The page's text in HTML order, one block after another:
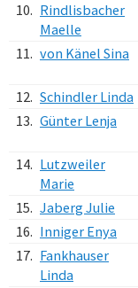
10. Rindlisbacher
Maelle
11. von Känel Sina
12. Schindler Linda
13. Günter Lenja
14. Lutzweiler
Marie
15. Jaberg Julie
16. Inniger Enya
17. Fankhauser
Linda